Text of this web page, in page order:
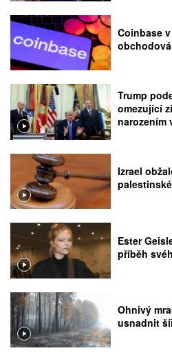
Coinbase
Trump
omezující
narozením
Izrael
Ester
příběh
Ohnivý
usnadnit